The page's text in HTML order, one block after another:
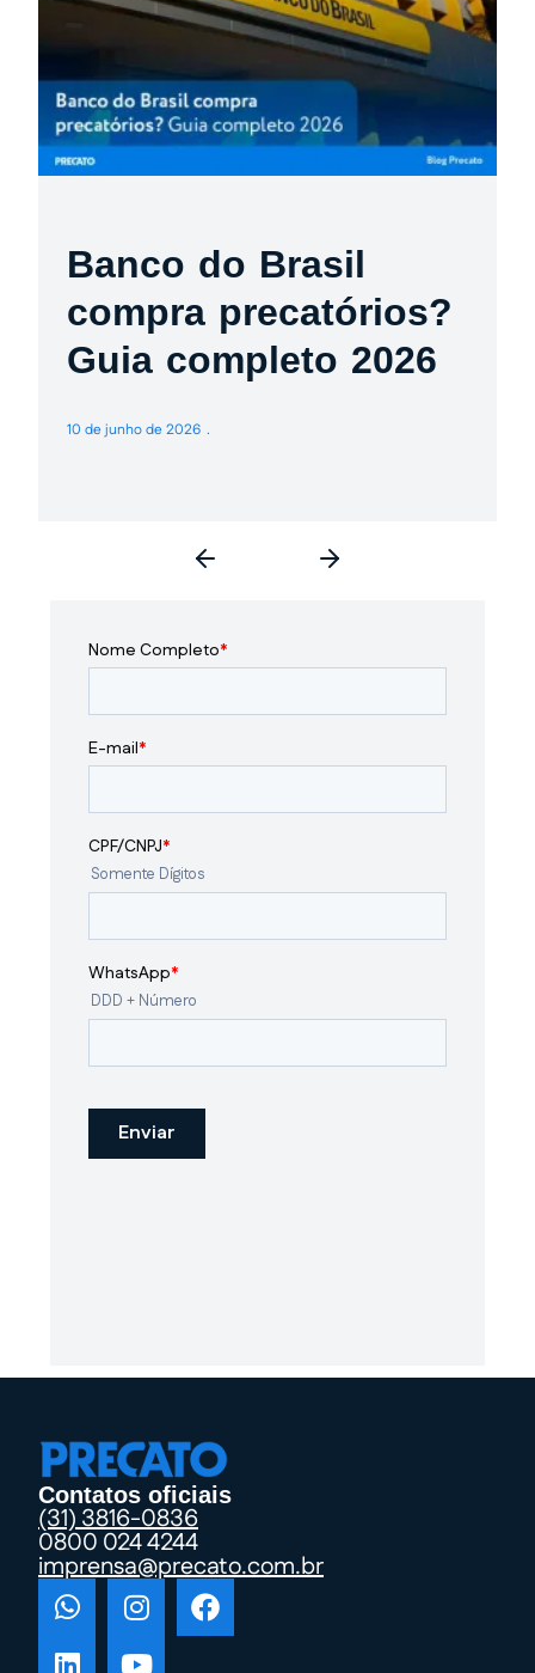
Banco do Brasil
compra precatórios?
Guia completo 2026
10 de junho de 2026
Contatos oficiais
(31) 3816-0836
0800 024 4244
imprensa@precato.com.br